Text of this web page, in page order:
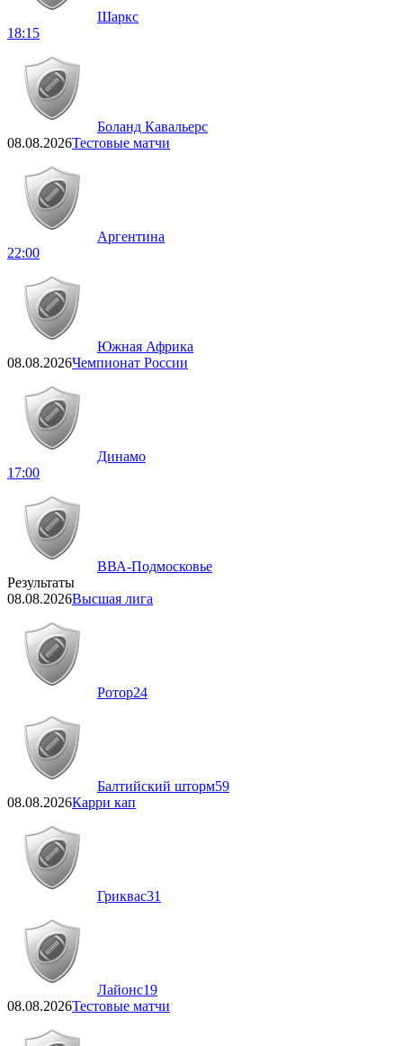
Шаркс
18:15
Боланд Кавальерс
08.08.2026Тестовые матчи
Аргентина
22:00
Южная Африка
08.08.2026Чемпионат России
Динамо
17:00
ВВА-Подмосковье
Результаты
08.08.2026Высшая лига
Ротор24
Балтийский шторм59
08.08.2026Карри кап
Гриквас31
Лайонс19
08.08.2026Тестовые матчи